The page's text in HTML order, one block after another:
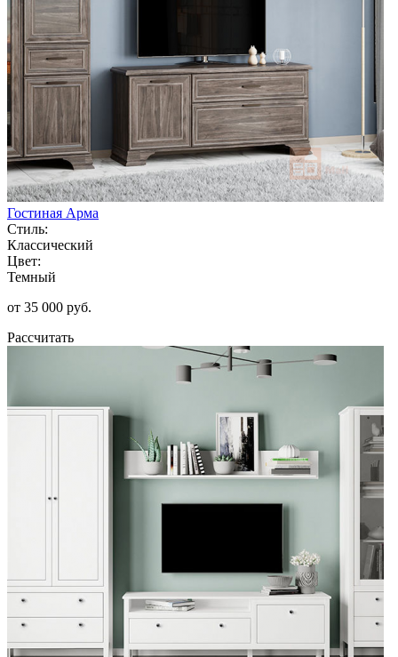
Гостиная Арма
Стиль:
Классический
Цвет:
Темный
от 35 000 руб.
Рассчитать